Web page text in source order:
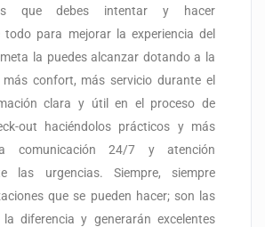
que debes intentar y hacer
todo para mejorar la experiencia del
la puedes alcanzar dotando a la
confort, más servicio durante el
clara y útil en el proceso de
out haciéndolos prácticos y más
comunicación 24/7 y atención
las urgencias. Siempre, siempre
que se pueden hacer; son las
diferencia y generarán excelentes